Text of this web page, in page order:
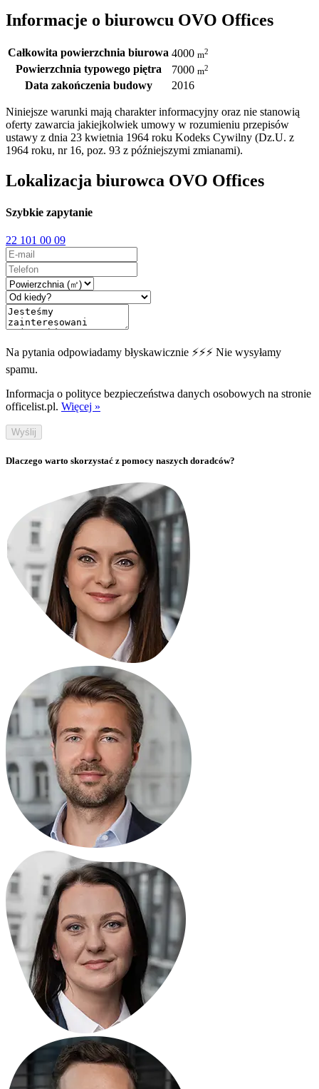
Informacje o biurowcu OVO Offices
Całkowita powierzchnia biurowa 4000 m2
Powierzchnia typowego piętra 7000 m2
Data zakończenia budowy 2016
Niniejsze warunki mają charakter informacyjny oraz nie stanowią
oferty zawarcia jakiejkolwiek umowy w rozumieniu przepisów
ustawy z dnia 23 kwietnia 1964 roku Kodeks Cywilny (Dz.U. z
1964 roku, nr 16, poz. 93 z późniejszymi zmianami).
Lokalizacja biurowca OVO Offices
Szybkie zapytanie
22 101 00 09
Na pytania odpowiadamy błyskawicznie ⚡⚡⚡ Nie wysyłamy
spamu.
Informacja o polityce bezpieczeństwa danych osobowych na stronie
officelist.pl. Więcej »
Wyślij
Dlaczego warto skorzystać z pomocy naszych doradców?